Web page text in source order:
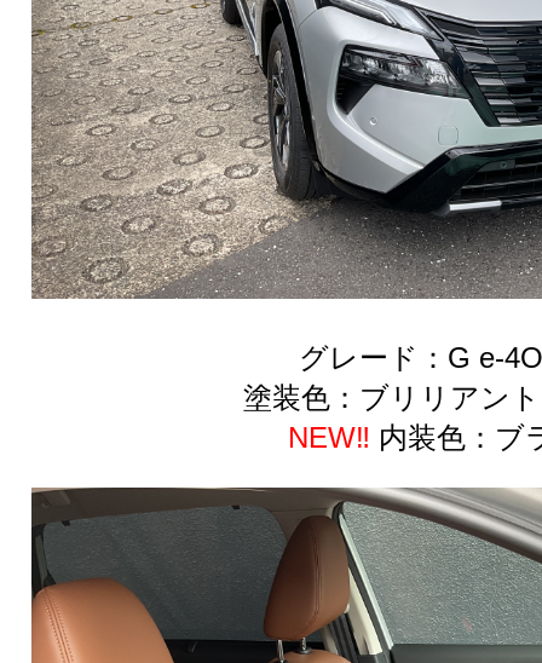
グレード：G e-
塗装色：ブリリアン
NEW‼️ 内装色：ブ